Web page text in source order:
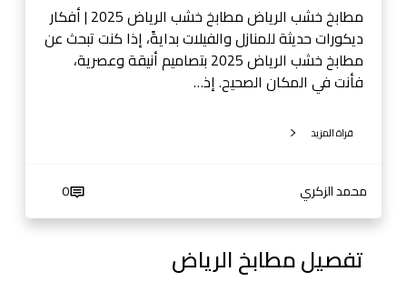
مطابخ خشب الرياض مطابخ خشب الرياض 2025 | أفكار
ديكورات حديثة للمنازل والفيلات بدايةً، إذا كنت تبحث عن
مطابخ خشب الرياض 2025 بتصاميم أنيقة وعصرية،
فأنت في المكان الصحيح. إذ…
قراة المزيد
محمد الزكري 0
تفصيل مطابخ الرياض